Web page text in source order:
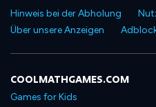
Hinweis bei der Abholung
Über unsere Anzeigen
COOLMATHGAMES.COM
Games for Kids